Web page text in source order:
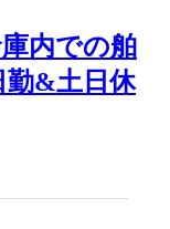
内での舶
勤&土日休